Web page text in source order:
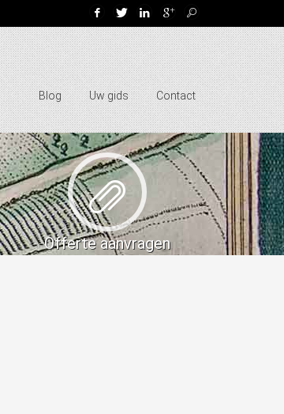
Blog Uw gids Contact
Offerte aanvragen